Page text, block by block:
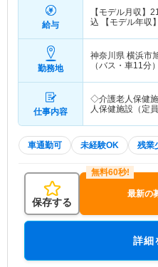
給与
【モデル月収】
込 【モデル年収】
勤務地
神奈川県 横浜市
（バス・車11分
仕事内容
◇介護老人保健
人保健施設（定
車通勤可 未経験OK 残業
保存する
最新の
詳細